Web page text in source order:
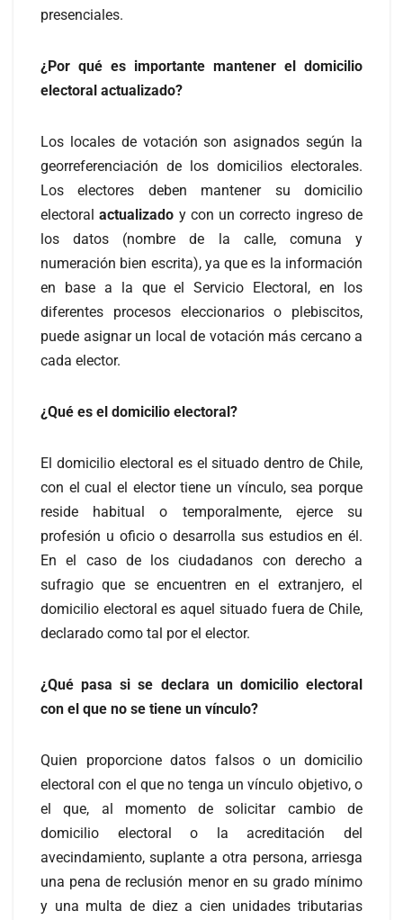
presenciales.
¿Por qué es importante mantener el domicilio
electoral actualizado?
Los locales de votación son asignados según la
georreferenciación de los domicilios electorales.
Los electores deben mantener su domicilio
electoralactualizado y con un correcto ingreso de
los datos (nombre de la calle, comuna y
numeración bien escrita), ya que es la información
en base a la que el Servicio Electoral, en los
diferentes procesos eleccionarios o plebiscitos,
puede asignar un local de votación más cercano a
cada elector.
¿Qué es el domicilio electoral?
El domicilio electoral es el situado dentro de Chile,
con el cual el elector tiene un vínculo, sea porque
reside habitual o temporalmente, ejerce su
profesión u oficio o desarrolla sus estudios en él.
En el caso de los ciudadanos con derecho a
sufragio que se encuentren en el extranjero, el
domicilio electoral es aquel situado fuera de Chile,
declarado como tal por el elector.
¿Qué pasa si se declara un domicilio electoral
con el que no se tiene un vínculo?
Quien proporcione datos falsos o un domicilio
electoral con el que no tenga un vínculo objetivo, o
el que, al momento de solicitar cambio de
domicilio electoral o la acreditación del
avecindamiento, suplante a otra persona, arriesga
una pena de reclusión menor en su grado mínimo
y una multa de diez a cien unidades tributarias